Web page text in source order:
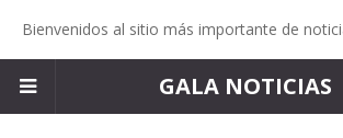
Bienvenidos al sitio más importante de
GALA NOTICIAS